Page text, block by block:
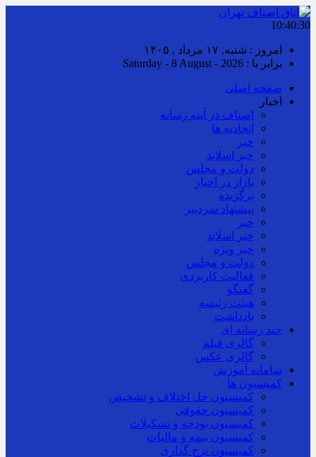
10:40:30
امروز : شنبه, ۱۷ مرداد , ۱۴۰۵
برابر با : Saturday - 8 August - 2026
صفحه اصلی
اخبار
اصناف در آینه رسانه
اتحادیه ها
خبر
خبر اسلايد
دولت و مجلس
بازار در اخبار
برگزیده
پیشنهاد سردبیر
خبر
خبر اسلايد
خبر ویژه
دولت و مجلس
فعالیت کاربردی
گفتگو
هیئت رئیسه
یادداشت
چند رسانه ای
گالری فیلم
گالری عکس
سامانه آموزش
کمیسیون ها
کمیسیون حل اختلاف و تشخیص
کمیسیون حقوقی
کمیسیون بودجه و تشکیلات
کمیسیون بیمه و مالیات
کمیسیون نرخ گذاری